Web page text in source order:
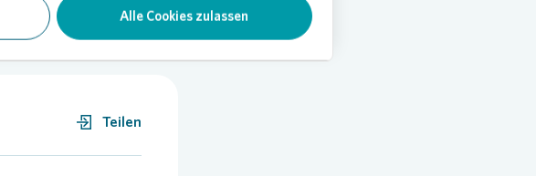
Alle Cookies zulassen
Teilen